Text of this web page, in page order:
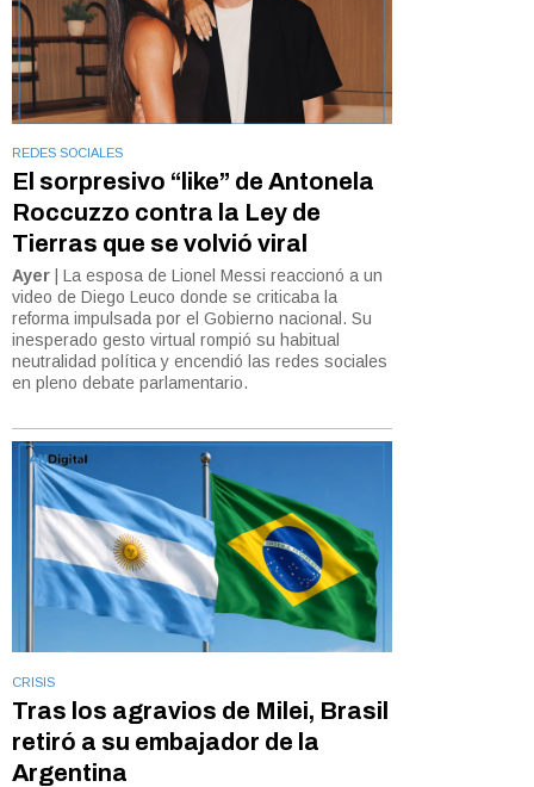
REDES SOCIALES
El sorpresivo “like” de Antonela
Roccuzzo contra la Ley de
Tierras que se volvió viral
Ayer | La esposa de Lionel Messi reaccionó a un
video de Diego Leuco donde se criticaba la
reforma impulsada por el Gobierno nacional. Su
inesperado gesto virtual rompió su habitual
neutralidad política y encendió las redes sociales
en pleno debate parlamentario.
CRISIS
Tras los agravios de Milei, Brasil
retiró a su embajador de la
Argentina